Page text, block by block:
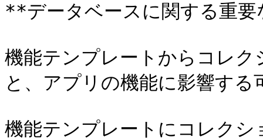
**データベースに関する重
機能テンプレートからコレ
と、アプリの機能に影響する
機能テンプレートにコレク